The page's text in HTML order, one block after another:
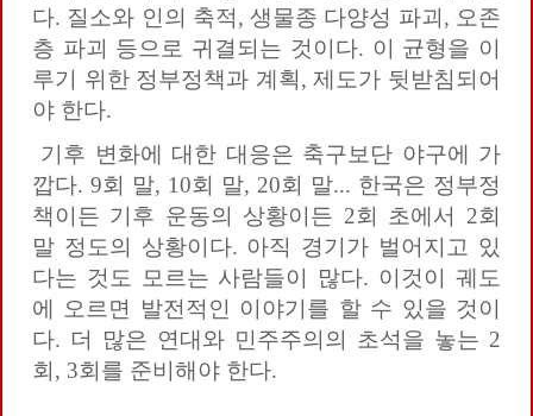
다. 질소와 인의 축적, 생물종 다양성 파괴, 오존
층 파괴 등으로 귀결되는 것이다. 이 균형을 이
루기 위한 정부정책과 계획, 제도가 뒷받침되어
야 한다.
기후 변화에 대한 대응은 축구보단 야구에 가
깝다. 9회 말, 10회 말, 20회 말... 한국은 정부정
책이든 기후 운동의 상황이든 2회 초에서 2회
말 정도의 상황이다. 아직 경기가 벌어지고 있
다는 것도 모르는 사람들이 많다. 이것이 궤도
에 오르면 발전적인 이야기를 할 수 있을 것이
다. 더 많은 연대와 민주주의의 초석을 놓는 2
회, 3회를 준비해야 한다.